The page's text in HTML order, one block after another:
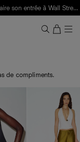
son entrée à Wall Street.
de compliments.